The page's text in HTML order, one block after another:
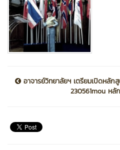
อาจารย์วิทยาลัยฯ เตรียมเปิดหลัก
230561mou หลั